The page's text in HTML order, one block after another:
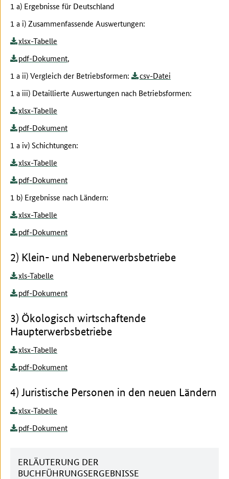
1 a) Ergebnisse für Deutschland
1 a i) Zusammenfassende Auswertungen:
xlsx-Tabelle
pdf-Dokument,
1 a ii) Vergleich der Betriebsformen:
csv-Datei
1 a iii) Detaillierte Auswertungen nach Betriebsformen:
xlsx-Tabelle
pdf-Dokument
1 a iv) Schichtungen:
xlsx-Tabelle
pdf-Dokument
1 b) Ergebnisse nach Ländern:
xlsx-Tabelle
pdf-Dokument
2) Klein- und Nebenerwerbsbetriebe
xls-Tabelle
pdf-Dokument
3) Ökologisch wirtschaftende
Haupterwerbsbetriebe
xlsx-Tabelle
pdf-Dokument
4) Juristische Personen in den neuen Ländern
xlsx-Tabelle
pdf-Dokument
ERLÄUTERUNG DER
BUCHFÜHRUNGSERGEBNISSE